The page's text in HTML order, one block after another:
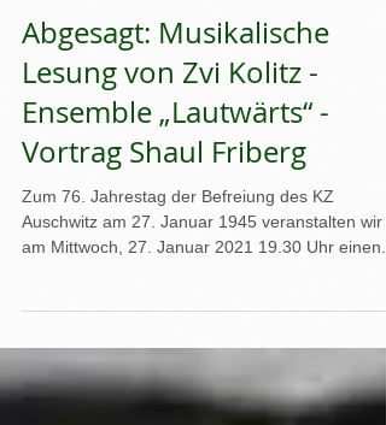
Abgesagt: Musikalische
Lesung von Zvi Kolitz -
Ensemble „Lautwärts“ -
Vortrag Shaul Friberg
Zum 76. Jahrestag der Befreiung des KZ